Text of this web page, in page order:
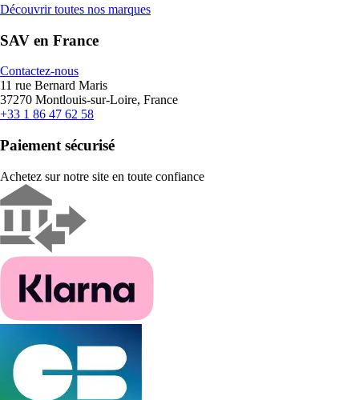
Découvrir toutes nos marques
SAV en France
Contactez-nous
11 rue Bernard Maris
37270 Montlouis-sur-Loire, France
+33 1 86 47 62 58
Paiement sécurisé
Achetez sur notre site en toute confiance